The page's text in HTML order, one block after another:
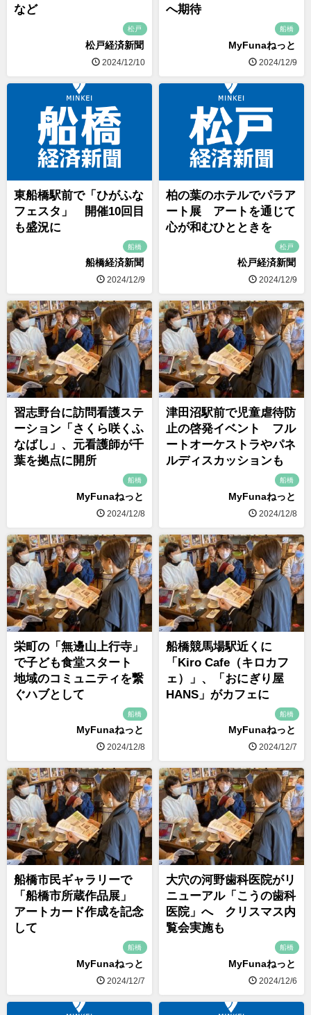
など
松戸
松戸経済新聞
2024/12/10
へ期待
船橋
MyFunaねっと
2024/12/9
東船橋駅前で「ひがふな
フェスタ」 開催10回目
も盛況に
船橋
船橋経済新聞
2024/12/9
柏の葉のホテルでパラア
ート展 アートを通じて
心が和むひとときを
松戸
松戸経済新聞
2024/12/9
習志野台に訪問看護ステ
ーション「さくら咲くふ
なばし」、元看護師が千
葉を拠点に開所
船橋
MyFunaねっと
2024/12/8
津田沼駅前で児童虐待防
止の啓発イベント フル
ートオーケストラやパネ
ルディスカッションも
船橋
MyFunaねっと
2024/12/8
栄町の「無邊山上行寺」
で子ども食堂スタート
地域のコミュニティを繋
ぐハブとして
船橋
MyFunaねっと
2024/12/8
船橋競馬場駅近くに
「Kiro Cafe（キロカフ
ェ）」、「おにぎり屋
HANS」がカフェに
船橋
MyFunaねっと
2024/12/7
船橋市民ギャラリーで
「船橋市所蔵作品展」
アートカード作成を記念
して
船橋
MyFunaねっと
2024/12/7
大穴の河野歯科医院がリ
ニューアル「こうの歯科
医院」へ クリスマス内
覧会実施も
船橋
MyFunaねっと
2024/12/6